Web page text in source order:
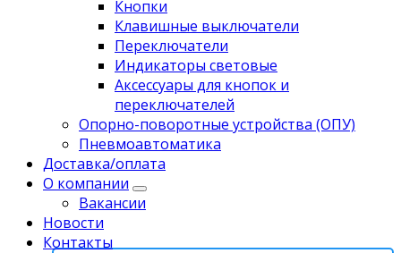
Кнопки
Клавишные выключатели
Переключатели
Индикаторы световые
Аксессуары для кнопок и
переключателей
Опорно-поворотные устройства (ОПУ)
Пневмоавтоматика
Доставка/оплата
О компании
Вакансии
Новости
Контакты